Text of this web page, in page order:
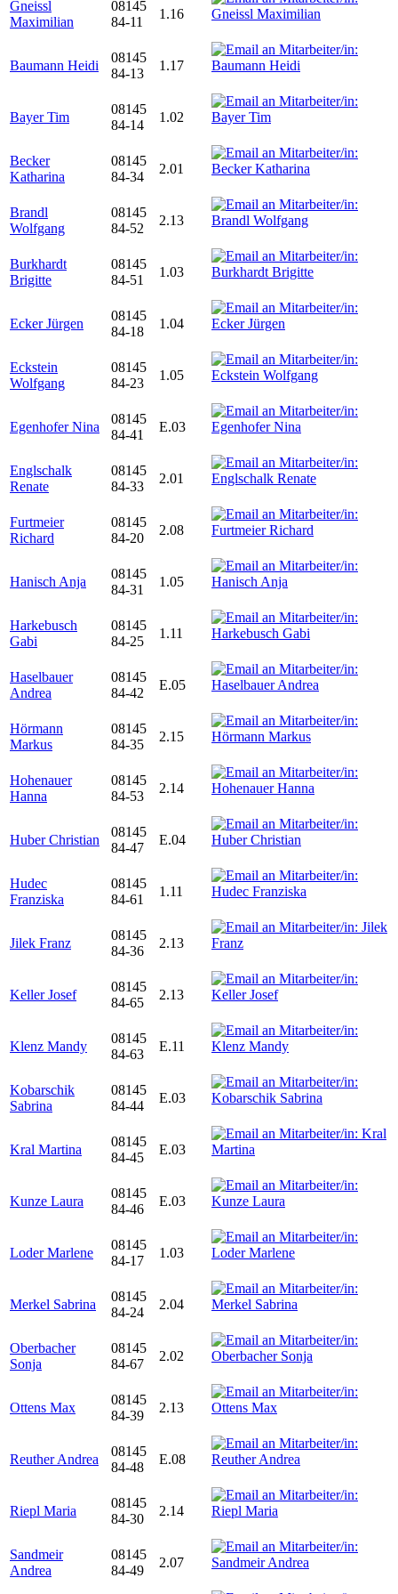
Gneissl
Maximilian
08145
84-11
1.16
Baumann Heidi
08145
84-13
1.17
Bayer Tim
08145
84-14
1.02
Becker
Katharina
08145
84-34
2.01
Brandl
Wolfgang
08145
84-52
2.13
Burkhardt
Brigitte
08145
84-51
1.03
Ecker Jürgen
08145
84-18
1.04
Eckstein
Wolfgang
08145
84-23
1.05
Egenhofer Nina
08145
84-41
E.03
Englschalk
Renate
08145
84-33
2.01
Furtmeier
Richard
08145
84-20
2.08
Hanisch Anja
08145
84-31
1.05
Harkebusch
Gabi
08145
84-25
1.11
Haselbauer
Andrea
08145
84-42
E.05
Hörmann
Markus
08145
84-35
2.15
Hohenauer
Hanna
08145
84-53
2.14
Huber Christian
08145
84-47
E.04
Hudec
Franziska
08145
84-61
1.11
Jilek Franz
08145
84-36
2.13
Keller Josef
08145
84-65
2.13
Klenz Mandy
08145
84-63
E.11
Kobarschik
Sabrina
08145
84-44
E.03
Kral Martina
08145
84-45
E.03
Kunze Laura
08145
84-46
E.03
Loder Marlene
08145
84-17
1.03
Merkel Sabrina
08145
84-24
2.04
Oberbacher
Sonja
08145
84-67
2.02
Ottens Max
08145
84-39
2.13
Reuther Andrea
08145
84-48
E.08
Riepl Maria
08145
84-30
2.14
Sandmeir
Andrea
08145
84-49
2.07